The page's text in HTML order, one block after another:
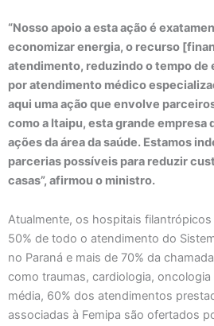
“Nosso apoio a esta ação é
economizar energia, o recurso
atendimento, reduzindo o tempo de
por atendimento médico
aqui uma ação que envolve
como a Itaipu, esta grande empresa
ações da área da saúde. Estamos
parcerias possíveis para reduzir
casas”, afirmou o ministro.
Atualmente, os hospitais
50% de todo o atendimento do
no Paraná e mais de 70% da
como traumas, cardiologia,
média, 60% dos atendimentos
associadas à Femipa são ofertados